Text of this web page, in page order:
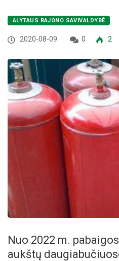
ALYTAUS RAJONO SAVIVALDYBĖ
2020-08-09 0 2
Nuo 2022 m.
aukštų